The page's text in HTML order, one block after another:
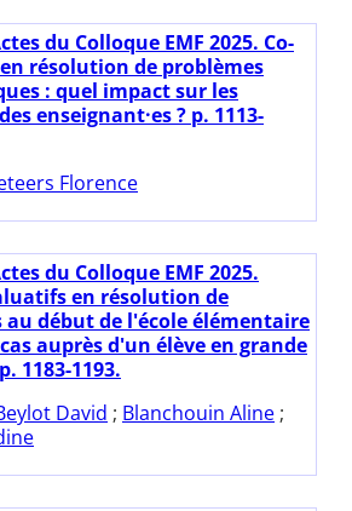
du Colloque EMF 2025. Co-
résolution de problèmes
: quel impact sur les
enseignant·es ? p. 1113-
Florence
du Colloque EMF 2025.
en résolution de
au début de l'école élémentaire
auprès d'un élève en grande
1183-1193.
David ; Blanchouin Aline ;